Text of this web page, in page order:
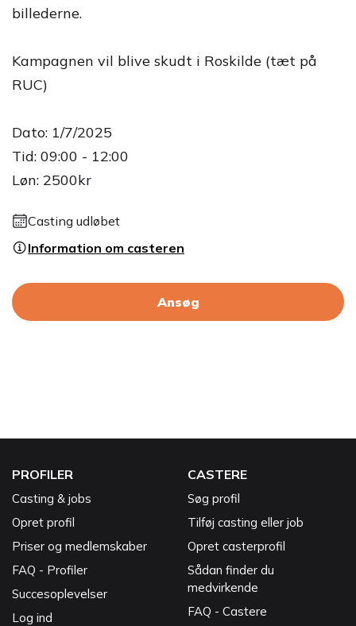
billederne.
Kampagnen vil blive skudt i Roskilde (tæt på
RUC)
Dato: 1/7/2025
Tid: 09:00 - 12:00
Løn: 2500kr
Casting udløbet
Information om casteren
Ansøg
PROFILER
Casting & jobs
Opret profil
Priser og medlemskaber
FAQ - Profiler
Succesoplevelser
Log ind
CASTERE
Søg profil
Tilføj casting eller job
Opret casterprofil
Sådan finder du
medvirkende
FAQ - Castere